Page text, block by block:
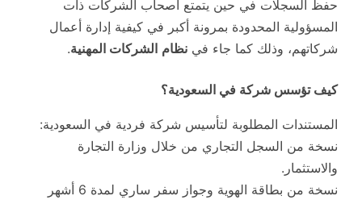
حفظ السجلات في حين يتمتع أصحاب الشركات ذات
المسؤولية المحدودة بمرونة أكبر في كيفية إدارة أعمال
شركاتهم، وذلك كما جاء في نظام الشركات المهنية.
كيف تؤسس شركة في السعودية؟
المستندات المطلوبة لتأسيس شركة فردية في السعودية:
نسخة من السجل التجاري من خلال وزارة التجارة
والاستثمار.
نسخة من بطاقة الهوية وجواز سفر ساري لمدة 6 أشهر